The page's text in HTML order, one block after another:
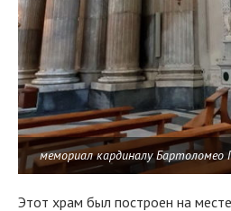
мемориал кардиналу
Этот храм был построен на